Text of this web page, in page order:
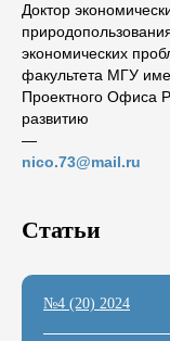
Доктор
экономических
факультета МГУ
Проектного Офиса
развитию
―
nico.73@mail.ru
Статьи
№4 (20) 2024